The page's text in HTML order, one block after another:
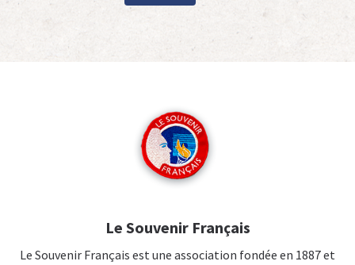
Le Souvenir Français
Le Souvenir Français est une association fondée en 1887 et